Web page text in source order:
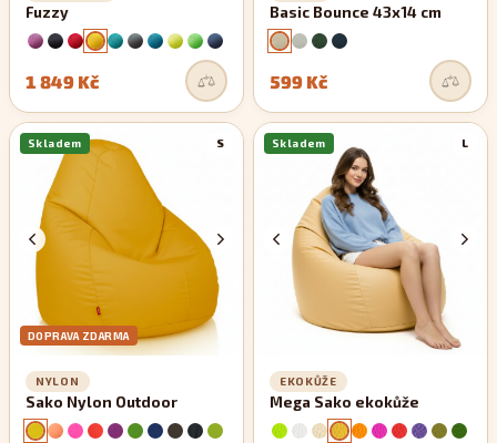
Fuzzy
1 849 Kč
Basic Bounce 43x14 cm
599 Kč
S
DOPRAVA ZDARMA
Skladem
NYLON
Sako Nylon Outdoor
L
Skladem
EKOKŮŽE
Mega Sako ekokůže